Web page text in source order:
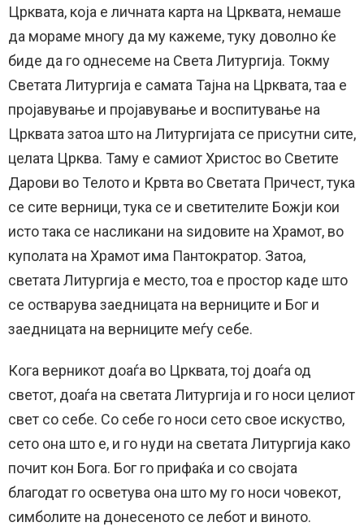
Црквата, која е личната карта на Црквата, немаше
да мораме многу да му кажеме, туку доволно ќе
биде да го однесеме на Света Литургија. Токму
Светата Литургија е самата Тајна на Црквата, таа е
пројавување и пројавување и воспитување на
Црквата затоа што на Литургијата се присутни сите,
целата Црква. Таму е самиот Христос во Светите
Дарови во Телото и Крвта во Светата Причест, тука
се сите верници, тука се и светителите Божји кои
исто така се насликани на ѕидовите на Храмот, во
куполата на Храмот има Пантократор. Затоа,
светата Литургија е место, тоа е простор каде што
се остварува заедницата на верниците и Бог и
заедницата на верниците меѓу себе.
Кога верникот доаѓа во Црквата, тој доаѓа од
светот, доаѓа на светата Литургија и го носи целиот
свет со себе. Со себе го носи сето свое искуство,
сето она што е, и го нуди на светата Литургија како
почит кон Бога. Бог го прифаќа и со својата
благодат го осветува она што му го носи човекот,
симболите на донесеното се лебот и виното.